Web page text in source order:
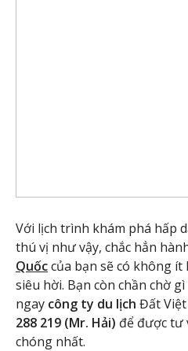
Với lịch trình khám phá hấp
thú vị như vậy, chắc hẳn
Quốccủa bạn sẽ có không
siêu hời. Bạn còn chần chờ
ngay công ty du lịch Đất
288 219 (Mr. Hải) để được tư
chóng nhất.